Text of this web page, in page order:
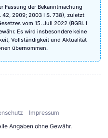
Fassung der Bekanntmachung
42, 2909; 2003 I S. 738), zuletzt
vom 15. Juli 2022 (BGBl. I
Es wird insbesondere keine
Vollständigkeit und Aktualität
übernommen.
Angaben ohne Gewähr.
Impressum